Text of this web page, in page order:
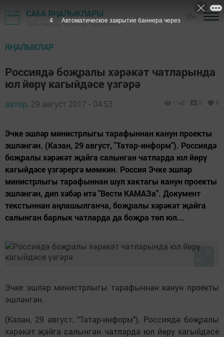
САБА ЯҢАЛЫКЛАРЫ
"Саба таңнары" газетасы - Саба районы
ЯҢАЛЫКЛАР
Россиядә боҗралы хәрәкәт чатларында
юл йөрү кагыйдәсе үзгәрә
автор, 29 август 2017 - 04:53 1142 0 0
Эчке эшләр министрлыгы тарафыннан канун проекты
эшләнгән. (Казан, 29 август, "Татар-информ"). Россиядә
боҗралы хәрәкәт җайга салынган чатларда юл йөрү
кагыйдәсе үзгәрергә мөмкин. Россия Эчке эшләр
министрлыгы тарафыннан шул хактагы канун проекты
эшләнгән, дип хәбәр итә "Вести КАМАЗа". Документ
текстыннан аңлашылганча, боҗралы хәрәкәт җайга
салынган барлык чатларда да боҗра төп юл...
Эчке эшләр министрлыгы тарафыннан канун проекты
эшләнгән.
(Казан, 29 август, "Татар-информ"). Россиядә боҗралы
хәрәкәт җайга салынган чатларда юл йөрү кагыйдәсе
3 Автоматическое закрытие баннера через